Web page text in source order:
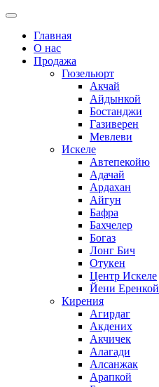
Главная
О нас
Продажа
Гюзельюрт
Акчай
Айдынкой
Бостанджи
Газиверен
Мевлеви
Искеле
Автепекойю
Адачай
Ардахан
Айгун
Бафра
Бахчелер
Богаз
Лонг Бич
Отукен
Центр Искеле
Йени Еренкой
Кирения
Агирдаг
Акдених
Акчичек
Алагади
Алсанжак
Арапкой